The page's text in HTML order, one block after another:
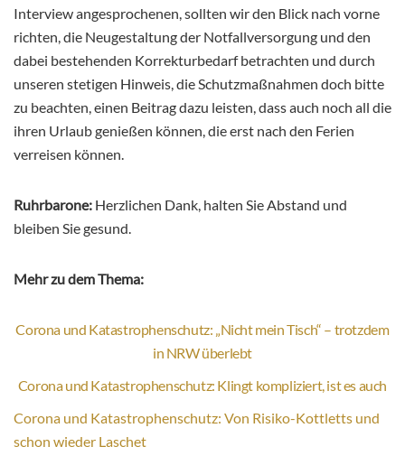
Interview angesprochenen, sollten wir den Blick nach vorne
richten, die Neugestaltung der Notfallversorgung und den
dabei bestehenden Korrekturbedarf betrachten und durch
unseren stetigen Hinweis, die Schutzmaßnahmen doch bitte
zu beachten, einen Beitrag dazu leisten, dass auch noch all die
ihren Urlaub genießen können, die erst nach den Ferien
verreisen können.
Ruhrbarone: Herzlichen Dank, halten Sie Abstand und
bleiben Sie gesund.
Mehr zu dem Thema:
Corona und Katastrophenschutz: „Nicht mein Tisch“ – trotzdem
in NRW überlebt
Corona und Katastrophenschutz: Klingt kompliziert, ist es auch
Corona und Katastrophenschutz: Von Risiko-Kottletts und
schon wieder Laschet